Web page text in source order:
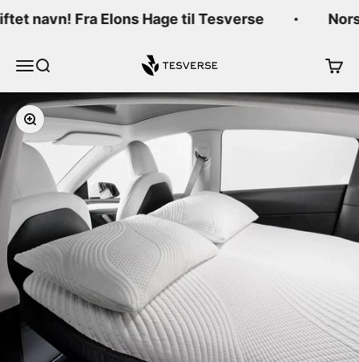
navn! Fra Elons Hage til Tesverse
Meny
Søk Tesverse
Forstørr